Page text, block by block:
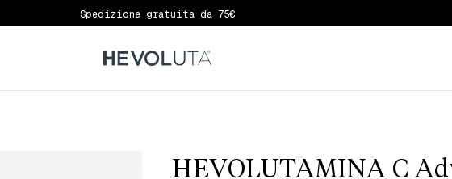
gratuita da 75€
HEVOLUTAMINA C